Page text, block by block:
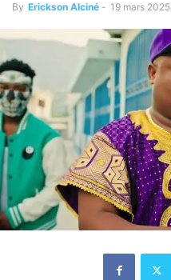
By Erickson Alciné - 19 mars 2025